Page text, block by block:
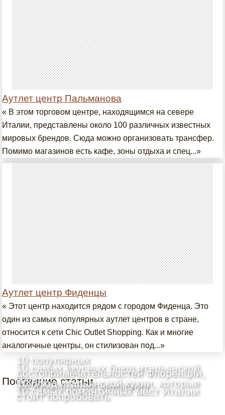
Аутлет центр Пальманова
« В этом торговом центре, находящимся на севере
Италии, представлены около 100 различных известных
мировых брендов. Сюда можно организовать трансфер.
Помимо магазинов есть кафе, зоны отдыха и спец...»
Аутлет центр Фиденцы
« Этот центр находится рядом с городом Фиденца. Это
один из самых популярных аутлет центров в стране,
относится к сети Chic Outlet Shopping. Как и многие
аналогичные центры, он стилизован под...»
Последние статьи
10 самых вкусных блюд итальянской
кухни
10 популярных
достопримечательностей Флоренции,
заслуживающих внимания
10 самых романтичных мест Италии
10 блюд итальянской кухни, которые
стоит попробовать